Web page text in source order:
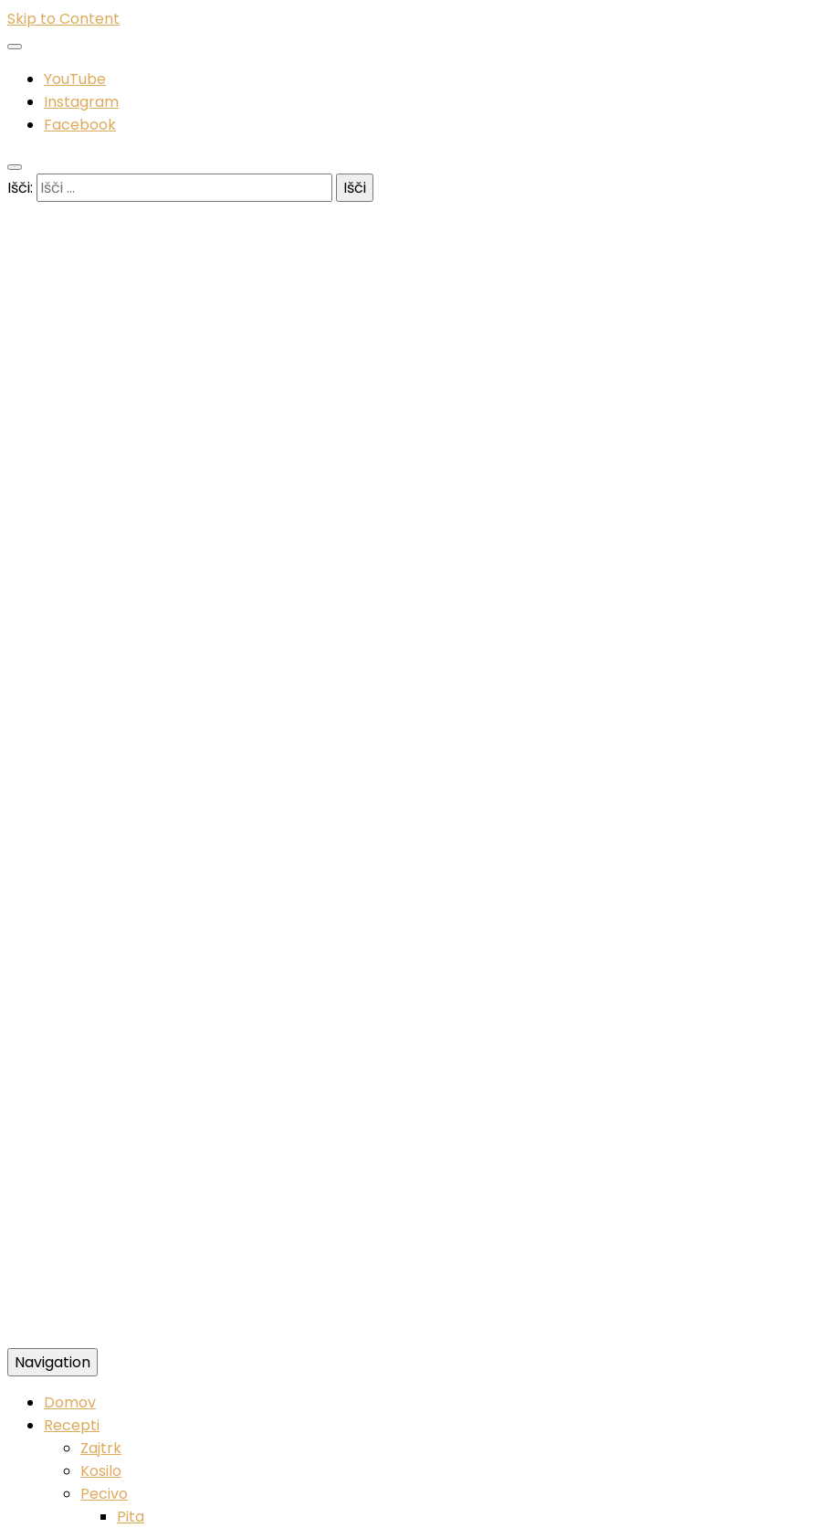
Skip to Content
YouTube
Instagram
Facebook
Išči:
Zdravi veganski recepti
Navigation
Domov
Recepti
Zajtrk
Kosilo
Pecivo
Pita